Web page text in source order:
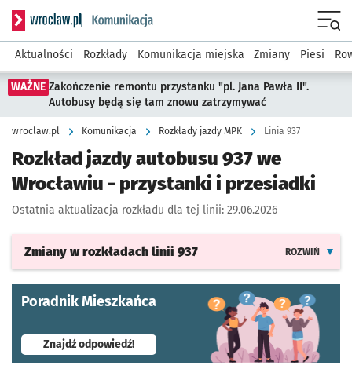
Serwis informacyjny wroclaw.pl podserwis: Komunikacja
Aktualności Rozkłady Komunikacja miejska Zmiany Piesi
WAŻNE Zakończenie remontu przystanku "pl. Jana Pawła II".
Autobusy będą się tam znowu zatrzymywać
wroclaw.pl Komunikacja Rozkłady jazdy MPK Linia 937
Rozkład jazdy autobusu 937 we
Wrocławiu - przystanki i przesiadki
Ostatnia aktualizacja rozkładu dla tej linii: 29.06.2026
Zmiany w rozkładach linii 937 ROZWIŃ
Poradnik Mieszkańca
Znajdź odpowiedź!- otworzy się w nowej karcie